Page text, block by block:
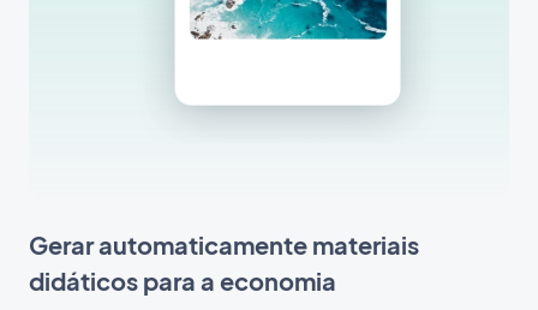
Gerar automaticamente materiais
didáticos para a economia